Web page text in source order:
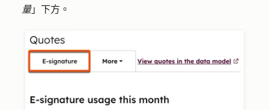
量」下方。